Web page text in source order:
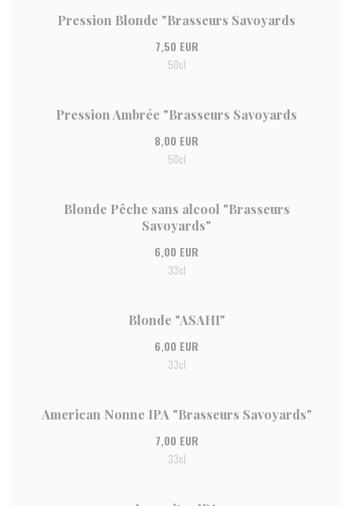
Pression Blonde "Brasseurs Savoyards
7,50 EUR
50cl
Pression Ambrée "Brasseurs Savoyards
8,00 EUR
50cl
Blonde Pêche sans alcool "Brasseurs
Savoyards"
6,00 EUR
33cl
Blonde "ASAHI"
6,00 EUR
33cl
American Nonne IPA "Brasseurs Savoyards"
7,00 EUR
33cl